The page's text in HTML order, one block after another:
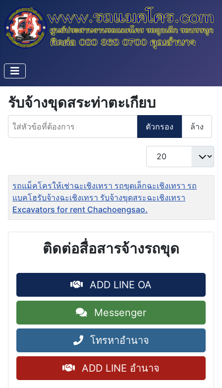
รับจ้างขุดสระท่าตะเกียบ
ใส่หัวข้อที่ต้องการ
ตัวกรอง ล้าง
แสดง #
ชื่อ
รถแม็คโครให้เช่าฉะเชิงเทรา รถขุดเล็กฉะเชิงเทรา รถ
แบคโฮรับจ้างฉะเชิงเทรา รับจ้างขุดสระฉะเชิงเทรา
Excavators for rent Chachoengsao.
ติดต่อสื่อสารจ้างรถขุด
ADD LINE OA
Messenger
โทรหาอำนาจ
ADD LINE อำนาจ